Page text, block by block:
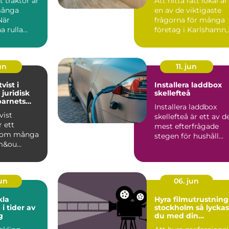
rulla...
en av de viktigaste
frågorna för många
företag i Karlshamn,
i
juridisk
ett
många
11. jun
Installera laddbox
skellefteå
Installera laddbox
skellefteå är ett av
mest efterfrågade
stegen för hushåll
i tider av
06. jun
Hyra
stockholm så lyckas
du med din